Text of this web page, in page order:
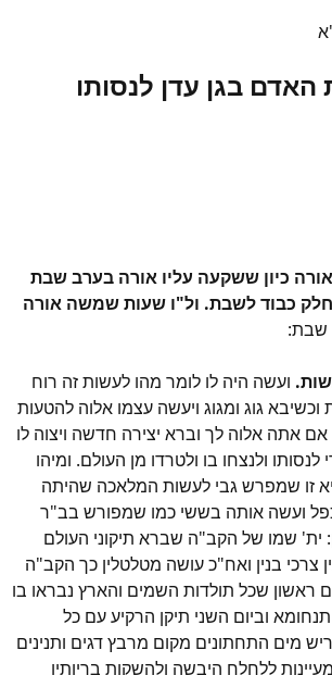
האדם בגן עדן לנסותו
כיון ששקעה עליו אורה בערב שבת
כבוד לשבת. ול"ו שעות שמשה אורה
שבת:
ועשה היה לו לומר מהו לעשות זה רוח
גוג ומגוג ויעשה עצמו אלוה להטעות
אתה אלוה לך וברא יצירה חדשה ויצוה לו
ולנצחו בו ולטרדו מן העולם. ומיהו
זו שמפרש גבי לעשות המלאכה שהיתה
ועשה אותה בששי כמו שמפורש בב"ר
ית' שמו של הקב"ה שברא תיקוני העולם
צרכי בנין ואח"כ עושה מטלטלין כך הקב"ה
ראשון שכל תולדות השמים והארץ נבראו בו
וביום השני תיקן הרקיע עם כל
מים התחתונים מקום מרבץ דגים ותנינים
ללחלח היבשה ולהשקות בריותיו